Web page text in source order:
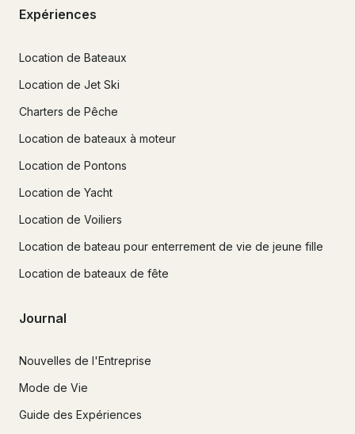
Expériences
Location de Bateaux
Location de Jet Ski
Charters de Pêche
Location de bateaux à moteur
Location de Pontons
Location de Yacht
Location de Voiliers
Location de bateau pour enterrement de vie de jeune fille
Location de bateaux de fête
Journal
Nouvelles de l'Entreprise
Mode de Vie
Guide des Expériences